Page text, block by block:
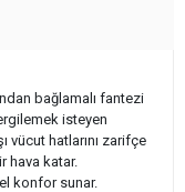
bağlamalı fantezi
isteyen
vücut hatlarını zarifçe
hava katar.
konfor sunar.